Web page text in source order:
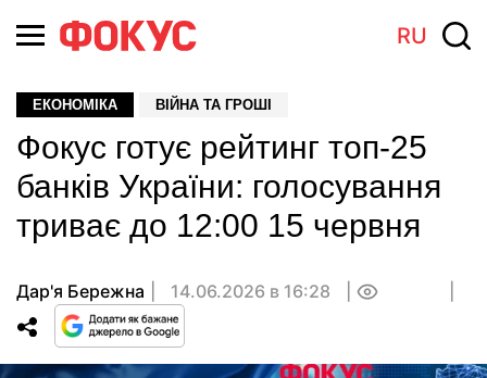
RU
ЕКОНОМІКА ВІЙНА ТА ГРОШІ
Фокус готує рейтинг топ-25
банків України: голосування
триває до 12:00 15 червня
Дар'я Бережна 14.06.2026 в 16:28